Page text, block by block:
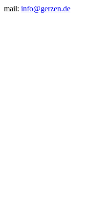
mail: info@gerzen.de